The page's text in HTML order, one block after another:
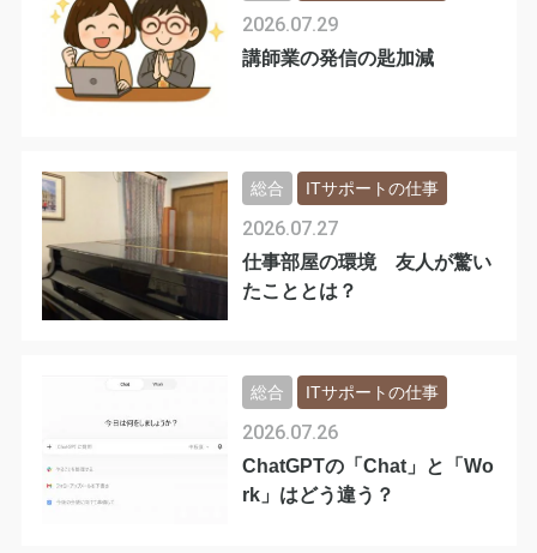
講師業の発信の匙加減
2026.07.29
仕事部屋の環境 友人が驚い
たこととは？
2026.07.27
総合 ITサポートの仕事
ChatGPTの「Chat」と「Wo
rk」はどう違う？
2026.07.26
総合 ITサポートの仕事